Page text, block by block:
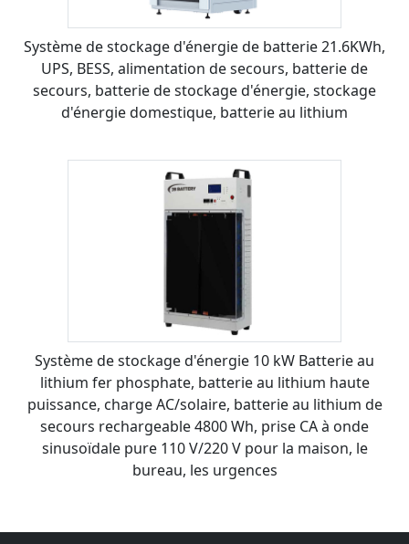
Système de stockage d'énergie de batterie 21.6KWh,
UPS, BESS, alimentation de secours, batterie de
secours, batterie de stockage d'énergie, stockage
d'énergie domestique, batterie au lithium
Système de stockage d'énergie 10 kW Batterie au
lithium fer phosphate, batterie au lithium haute
puissance, charge AC/solaire, batterie au lithium de
secours rechargeable 4800 Wh, prise CA à onde
sinusoïdale pure 110 V/220 V pour la maison, le
bureau, les urgences